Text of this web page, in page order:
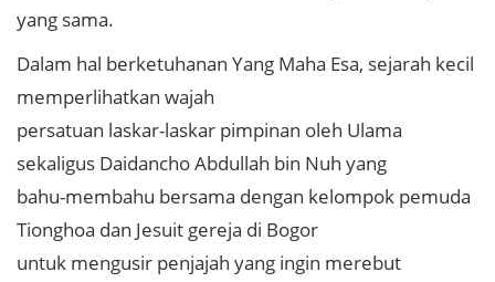
yang sama.
Dalam hal berketuhanan Yang Maha Esa, sejarah kecil
memperlihatkan wajah
persatuan laskar-laskar pimpinan oleh Ulama
sekaligus Daidancho Abdullah bin Nuh yang
bahu-membahu bersama dengan kelompok pemuda
Tionghoa dan Jesuit gereja di Bogor
untuk mengusir penjajah yang ingin merebut